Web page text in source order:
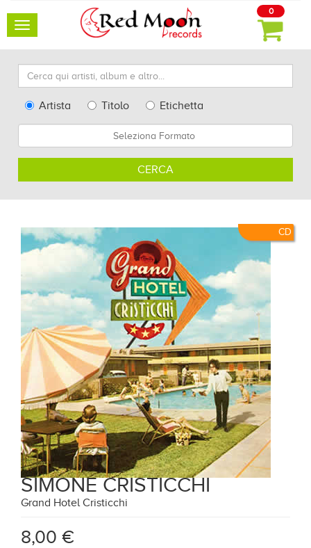
Toggle
0
Cerca
qui
artisti,
altro...
TypeArtista Titolo
Etichetta
CERCA
CD
SIMONE CRISTICCHI
Grand Hotel Cristicchi
8,00 €